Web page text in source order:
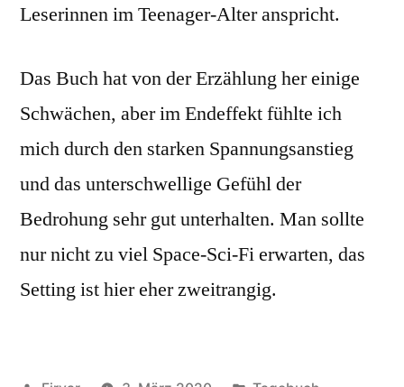
Leserinnen im Teenager-Alter anspricht.
Das Buch hat von der Erzählung her einige
Schwächen, aber im Endeffekt fühlte ich
mich durch den starken Spannungsanstieg
und das unterschwellige Gefühl der
Bedrohung sehr gut unterhalten. Man sollte
nur nicht zu viel Space-Sci-Fi erwarten, das
Setting ist hier eher zweitrangig.